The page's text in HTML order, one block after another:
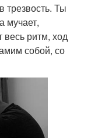
трезвость. Ты
мучает,
ритм, ход
собой, со